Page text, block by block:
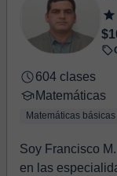
604 clases
Matemáticas
Matemáticas básicas
Soy Francisco
en las